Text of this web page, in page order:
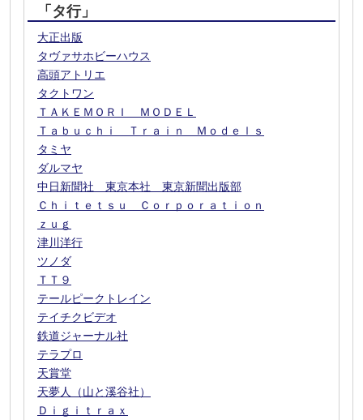
「タ行」
大正出版
タヴァサホビーハウス
高頭アトリエ
タクトワン
ＴＡＫＥＭＯＲＩ ＭＯＤＥＬ
Ｔａｂｕｃｈｉ Ｔｒａｉｎ Ｍｏｄｅｌｓ
タミヤ
ダルマヤ
中日新聞社 東京本社 東京新聞出版部
Ｃｈｉｔｅｔｓｕ Ｃｏｒｐｏｒａｔｉｏｎ
ｚｕｇ
津川洋行
ツノダ
ＴＴ９
テールピークトレイン
テイチクビデオ
鉄道ジャーナル社
テラプロ
天賞堂
天夢人（山と溪谷社）
Ｄｉｇｉｔｒａｘ